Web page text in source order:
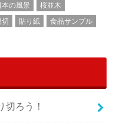
本の風景
桜並木
切 貼り紙 食品サンプル
切ろう！